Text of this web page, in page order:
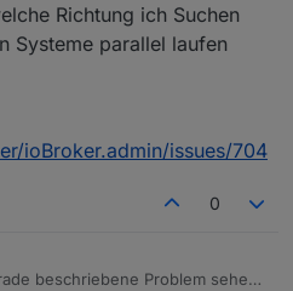
Richtung ich Suchen
Systeme parallel laufen
ioBroker.admin/issues/704
0
beschriebene Problem sehe